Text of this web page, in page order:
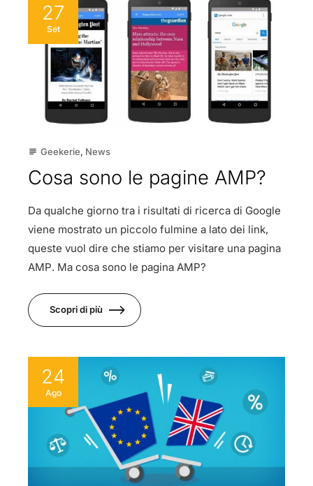
27
Set
subject Geekerie, News
Cosa sono le pagine AMP?
Da qualche giorno tra i risultati di ricerca di Google
viene mostrato un piccolo fulmine a lato dei link,
queste vuol dire che stiamo per visitare una pagina
AMP. Ma cosa sono le pagina AMP?
Scopri di più
24
Ago